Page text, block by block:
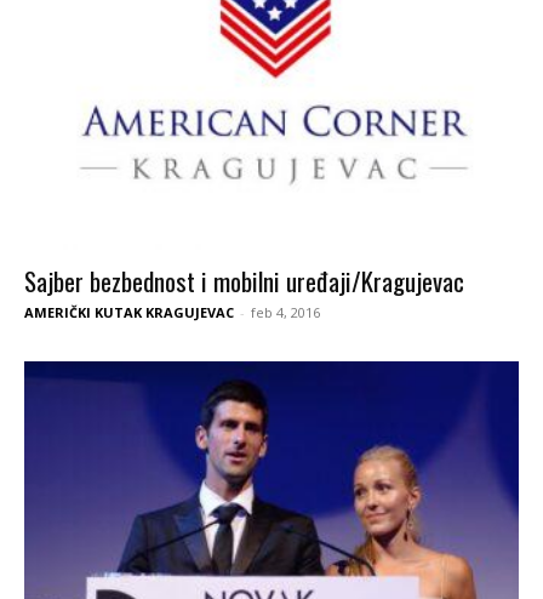
Sajber bezbednost i mobilni uređaji/Kragujevac
AMERIČKI KUTAK KRAGUJEVAC - feb 4, 2016